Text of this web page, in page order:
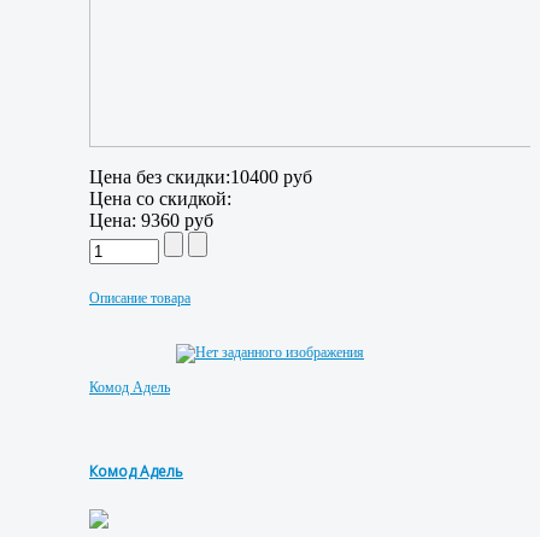
Цена без скидки:10400 руб
Цена со скидкой:
Цена: 9360 руб
Описание товара
Комод Адель
Комод Адель